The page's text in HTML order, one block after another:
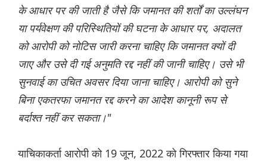
के आधार पर की जाती है जैसे कि जमानत की शर्तों का उल्लंघन
या पर्यवेक्षण की परिस्थितियों की घटना के आधार पर, अदालत
को आरोपी को नोटिस जारी करना चाहिए कि जमानत क्यों दी
जाए और उसे दी गई अनुमति रद्द नहीं की जानी चाहिए। उसे भी
सुनवाई का उचित अवसर दिया जाना चाहिए। आरोपी को सुने
बिना एकतरफा जमानत रद्द करने का आदेश कानूनी रूप से
बर्दाश्त नहीं कर सकता।"
याचिकाकर्ता आरोपी को 19 जून, 2022 को गिरफ्तार किया गया